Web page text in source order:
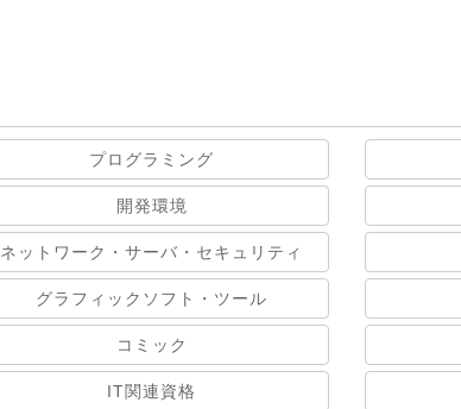
プログラミング
開発環境
ネットワーク・サーバ・セキュリティ
グラフィックソフト・ツール
コミック
IT関連資格